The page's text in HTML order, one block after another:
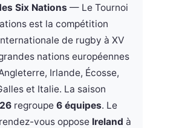
Six Nations — Le Tournoi
est la compétition
de rugby à XV
nations européennes
Irlande, Écosse,
et Italie. La saison
regroupe 6 équipes. Le
vous oppose Ireland à